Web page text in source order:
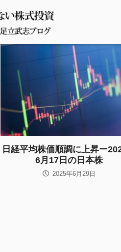
日経平均株価順調に上昇ー
6月17日の日本株
2025年6月29日